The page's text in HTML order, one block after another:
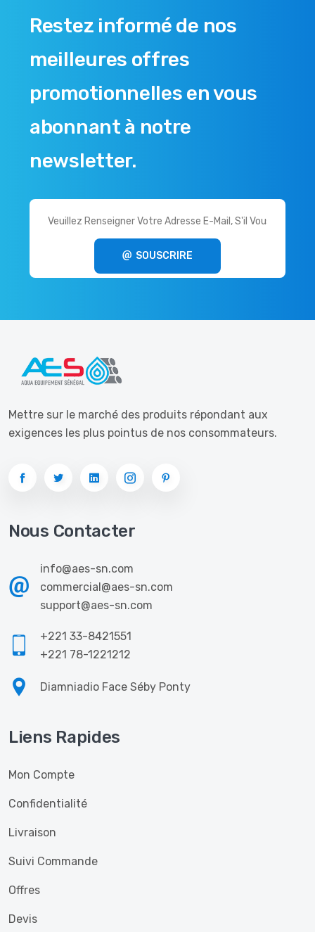
Restez informé de nos
meilleures offres
promotionnelles en vous
abonnant à notre
newsletter.
SOUSCRIRE
Mettre sur le marché des produits répondant aux
exigences les plus pointus de nos consommateurs.
Nous Contacter
info@aes-sn.com
commercial@aes-sn.com
support@aes-sn.com
+221 33-8421551
+221 78-1221212
Diamniadio Face Séby Ponty
Liens Rapides
Mon Compte
Confidentialité
Livraison
Suivi Commande
Offres
Devis